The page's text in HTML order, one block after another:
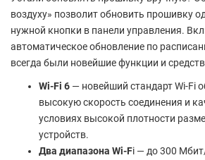
воздуху» позволит обновить прошивку
нужной кнопки в панели управления.
автоматическое обновление по
всегда были новейшие функции и
Wi-Fi 6 — новейший стандарт Wi-Fi
высокую скорость соединения и
условиях высокой плотности
устройств.
Два диапазона Wi-Fi — до 300